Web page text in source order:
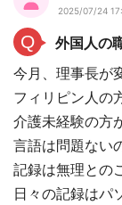
2025/07/24
Q
外国人の
今月、理事長が
フィリピン人の
介護未経験の方
言語は問題ない
記録は無理との
日々の記録はパ